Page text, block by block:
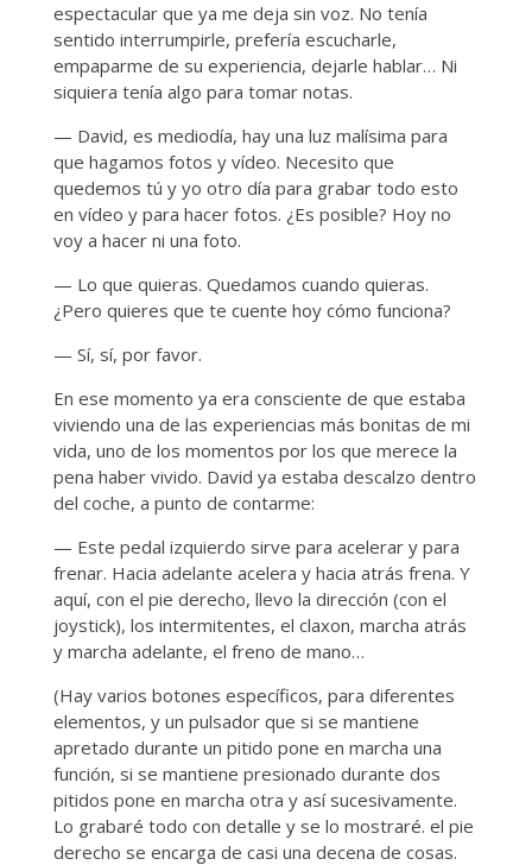
espectacular que ya me deja sin voz. No tenía
sentido interrumpirle, prefería escucharle,
empaparme de su experiencia, dejarle hablar… Ni
siquiera tenía algo para tomar notas.
— David, es mediodía, hay una luz malísima para
que hagamos fotos y vídeo. Necesito que
quedemos tú y yo otro día para grabar todo esto
en vídeo y para hacer fotos. ¿Es posible? Hoy no
voy a hacer ni una foto.
— Lo que quieras. Quedamos cuando quieras.
¿Pero quieres que te cuente hoy cómo funciona?
— Sí, sí, por favor.
En ese momento ya era consciente de que estaba
viviendo una de las experiencias más bonitas de mi
vida, uno de los momentos por los que merece la
pena haber vivido. David ya estaba descalzo dentro
del coche, a punto de contarme:
— Este pedal izquierdo sirve para acelerar y para
frenar. Hacia adelante acelera y hacia atrás frena. Y
aquí, con el pie derecho, llevo la dirección (con el
joystick), los intermitentes, el claxon, marcha atrás
y marcha adelante, el freno de mano…
(Hay varios botones específicos, para diferentes
elementos, y un pulsador que si se mantiene
apretado durante un pitido pone en marcha una
función, si se mantiene presionado durante dos
pitidos pone en marcha otra y así sucesivamente.
Lo grabaré todo con detalle y se lo mostraré. el pie
derecho se encarga de casi una decena de cosas.